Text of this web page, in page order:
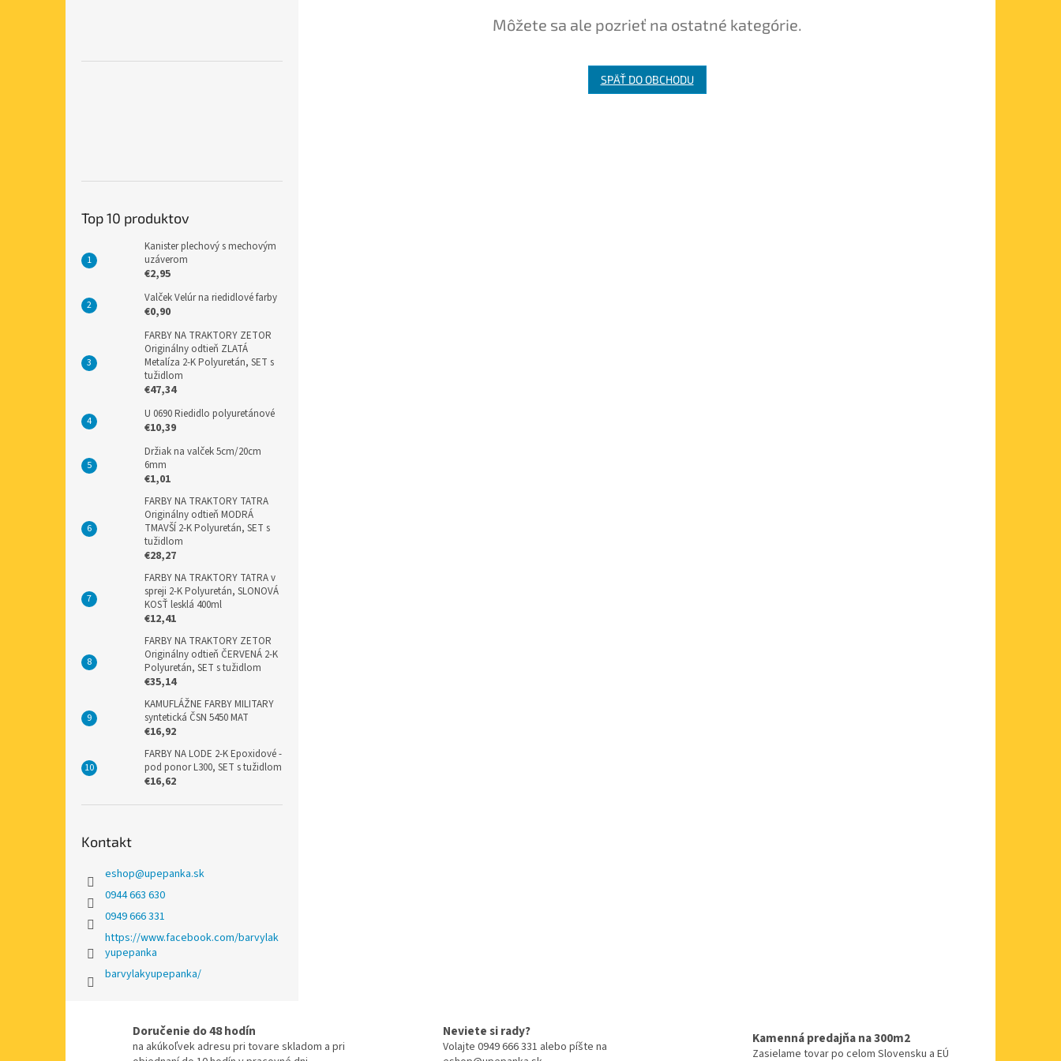
Top 10 produktov
Kanister plechový s mechovým
uzáverom
€2,95
Valček Velúr na riedidlové farby
€0,90
FARBY NA TRAKTORY ZETOR
Originálny odtieň ZLATÁ
Metalíza 2-K Polyuretán, SET s
tužidlom
€47,34
U 0690 Riedidlo polyuretánové
€10,39
Držiak na valček 5cm/20cm
6mm
€1,01
FARBY NA TRAKTORY TATRA
Originálny odtieň MODRÁ
TMAVŠÍ 2-K Polyuretán, SET s
tužidlom
€28,27
FARBY NA TRAKTORY TATRA v
spreji 2-K Polyuretán, SLONOVÁ
KOSŤ lesklá 400ml
€12,41
FARBY NA TRAKTORY ZETOR
Originálny odtieň ČERVENÁ 2-K
Polyuretán, SET s tužidlom
€35,14
KAMUFLÁŽNE FARBY MILITARY
syntetická ČSN 5450 MAT
€16,92
FARBY NA LODE 2-K Epoxidové -
pod ponor L300, SET s tužidlom
€16,62
Kontakt
eshop@upepanka.sk
0944 663 630
0949 666 331
https://www.facebook.com/barvylak
yupepanka
barvylakyupepanka/
Môžete sa ale pozrieť na ostatné kategórie.
SPÄŤ DO OBCHODU
Doručenie do 48 hodín
na akúkoľvek adresu pri tovare skladom a pri
Neviete si rady?
Volajte 0949 666 331 alebo píšte na
Kamenná predajňa na 300m2
Zasielame tovar po celom Slovensku a EÚ